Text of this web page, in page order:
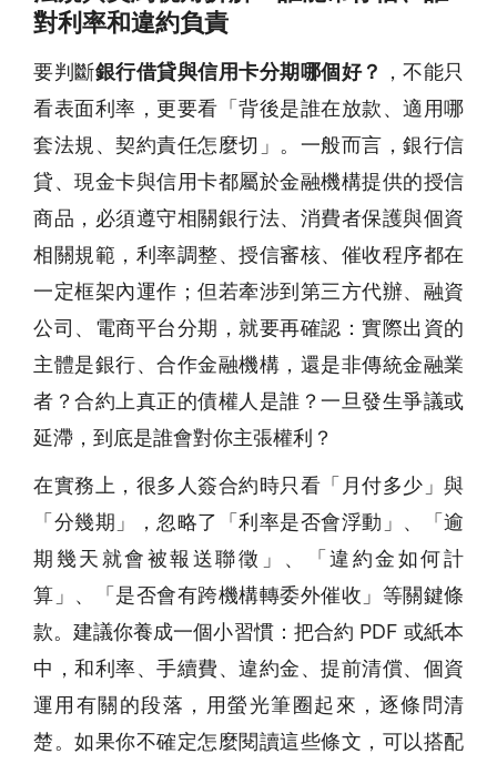
對利率和違約負責
要判斷銀行借貸與信用卡分期哪個好？
，不能只
看表面利率，更要看「背後是誰在放款、適用哪
套法規、契約責任怎麼切」。一般而言，銀行信
貸、現金卡與信用卡都屬於金融機構提供的授信
商品，必須遵守相關銀行法、消費者保護與個資
相關規範，利率調整、授信審核、催收程序都在
一定框架內運作；但若牽涉到第三方代辦、融資
公司、電商平台分期，就要再確認：實際出資的
主體是銀行、合作金融機構，還是非傳統金融業
者？合約上真正的債權人是誰？一旦發生爭議或
延滯，到底是誰會對你主張權利？
在實務上，很多人簽合約時只看「月付多少」與
「分幾期」，忽略了「利率是否會浮動」、「逾
期幾天就會被報送聯徵」、「違約金如何計
算」、「是否會有跨機構轉委外催收」等關鍵條
款。建議你養成一個小習慣：把合約 PDF 或紙本
中，和利率、手續費、違約金、提前清償、個資
運用有關的段落，用螢光筆圈起來，逐條問清
楚。如果你不確定怎麼閱讀這些條文，可以搭配